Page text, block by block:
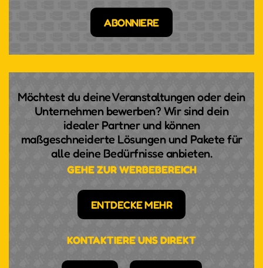
ABONNIERE
Möchtest du deine Veranstaltungen oder dein
Unternehmen bewerben? Wir sind dein
idealer Partner und können
maßgeschneiderte Lösungen und Pakete für
alle deine Bedürfnisse anbieten.
GEHE ZUR WERBEBEREICH
ENTDECKE MEHR
KONTAKTIERE UNS DIREKT